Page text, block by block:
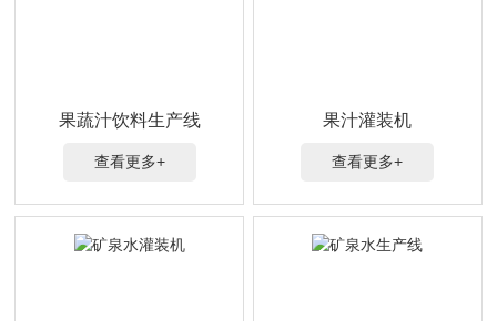
果蔬汁饮料生产线
查看更多+
果汁灌装机
查看更多+